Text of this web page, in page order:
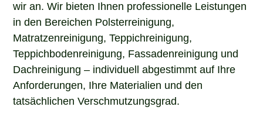
wir an. Wir bieten Ihnen professionelle Leistungen
in den Bereichen Polsterreinigung,
Matratzenreinigung, Teppichreinigung,
Teppichbodenreinigung, Fassadenreinigung und
Dachreinigung – individuell abgestimmt auf Ihre
Anforderungen, Ihre Materialien und den
tatsächlichen Verschmutzungsgrad.